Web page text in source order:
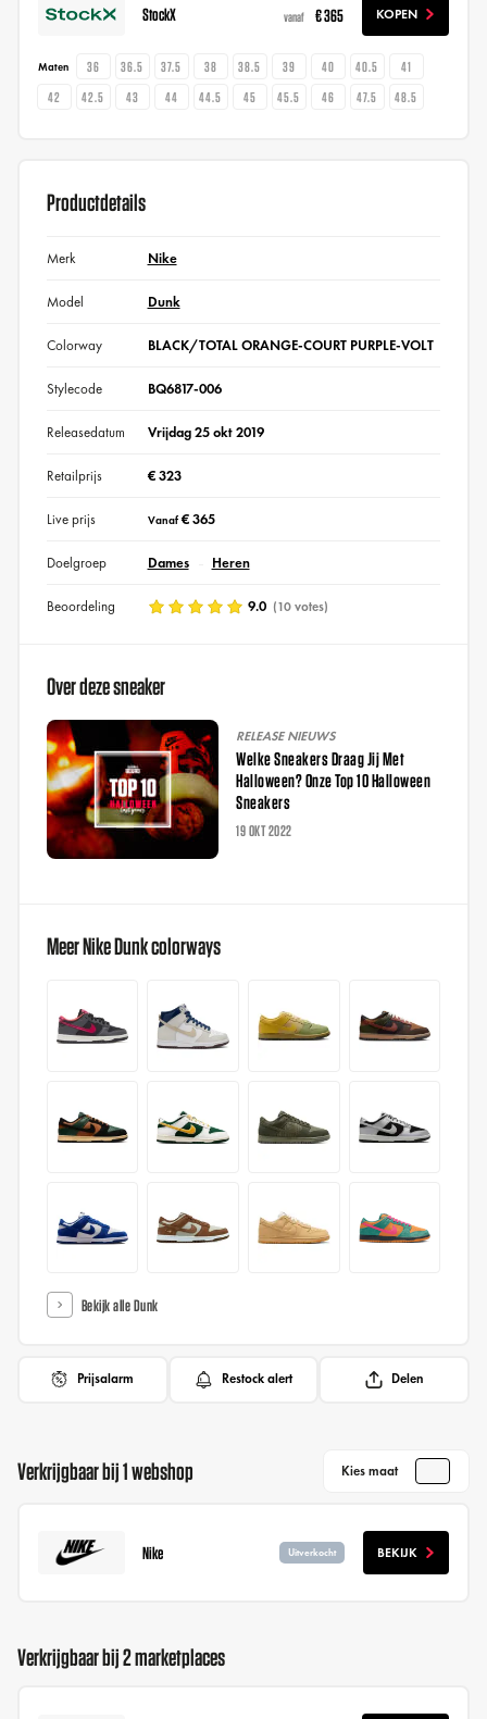
StockX vanaf € 365 KOPEN
Maten 36 36.5 37.5 38 38.5 39 40 40.5
41
42
42.5 43 44 44.5 45 45.5 46 47.5 48.5
Productdetails
Merk Nike
Model Dunk
Colorway BLACK/TOTAL ORANGE-COURT PURPLE-VOLT
Stylecode BQ6817-006
Releasedatum Vrijdag 25 okt 2019
Retailprijs € 323
Live prijs Vanaf€ 365
Doelgroep Dames Heren
Beoordeling 9.0 (10 votes)
Over deze sneaker
RELEASE NIEUWS
Welke Sneakers Draag Jij Met
Halloween? Onze Top 10 Halloween
Sneakers
19 OKT 2022
Meer Nike Dunk colorways
Bekijk alle Dunk
Prijsalarm Restock alert Delen
Verkrijgbaar bij 1 webshop Kies maat
Nike Uitverkocht BEKIJK
Verkrijgbaar bij 2 marketplaces